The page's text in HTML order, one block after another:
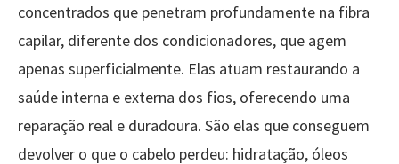
concentrados que penetram profundamente na fibra
capilar, diferente dos condicionadores, que agem
apenas superficialmente. Elas atuam restaurando a
saúde interna e externa dos fios, oferecendo uma
reparação real e duradoura. São elas que conseguem
devolver o que o cabelo perdeu: hidratação, óleos